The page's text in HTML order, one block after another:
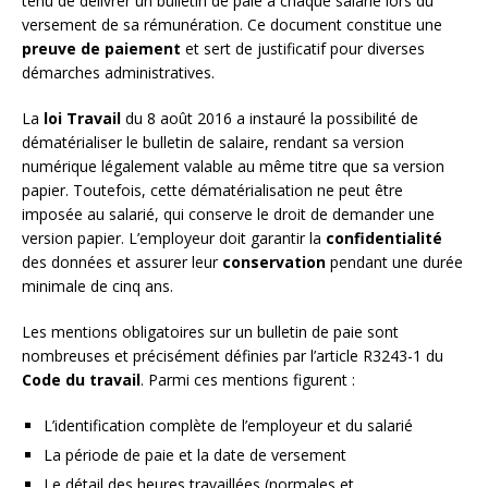
versement de sa rémunération. Ce document constitue une
preuve de paiement et sert de justificatif pour diverses
démarches administratives.
La loi Travail du 8 août 2016 a instauré la possibilité de
dématérialiser le bulletin de salaire, rendant sa version
numérique légalement valable au même titre que sa version
papier. Toutefois, cette dématérialisation ne peut être
imposée au salarié, qui conserve le droit de demander une
version papier. L’employeur doit garantir la confidentialité
des données et assurer leur conservation pendant une durée
minimale de cinq ans.
Les mentions obligatoires sur un bulletin de paie sont
nombreuses et précisément définies par l’article R3243-1 du
Code du travail. Parmi ces mentions figurent :
L’identification complète de l’employeur et du salarié
La période de paie et la date de versement